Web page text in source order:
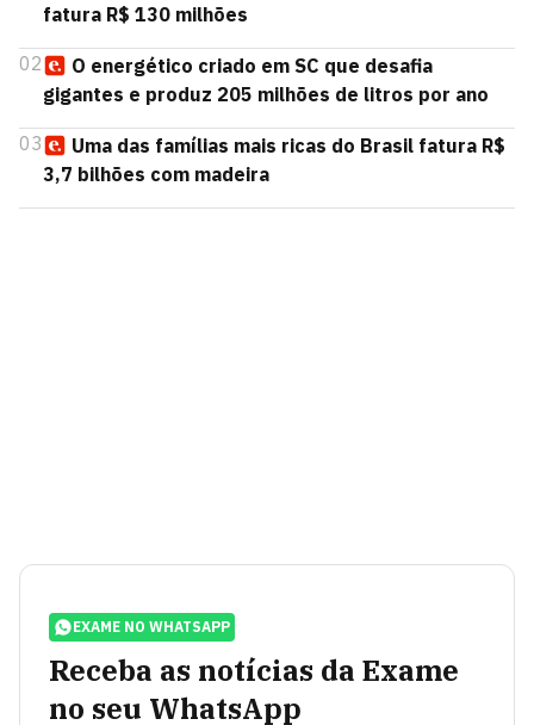
fatura R$ 130 milhões
02
O energético criado em SC que desafia
gigantes e produz 205 milhões de litros por ano
03
Uma das famílias mais ricas do Brasil fatura R$
3,7 bilhões com madeira
EXAME NO WHATSAPP
Receba as notícias da Exame
no seu WhatsApp